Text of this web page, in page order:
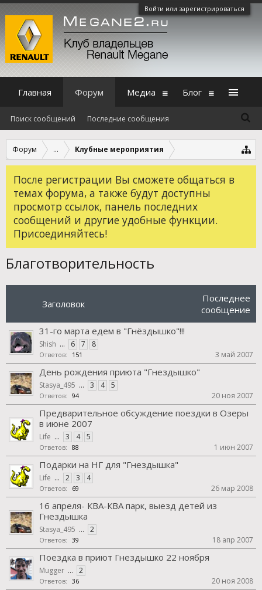
Войти или зарегистрироваться
Форум ... Клубные мероприятия
После регистрации Вы сможете общаться в
темах форума, а также будут доступны
просмотр ссылок, панель последних
сообщений и другие удобные функции.
Присоединяйтесь!
Благотворительность
Заголовок
Последнее
сообщение
31-го марта едем в "Гнёздышко"!!!
Shish ... 6 7 8
Ответов: 151 3 май 2007
День рождения приюта "Гнездышко"
Stasya_495 ... 3 4 5
Ответов: 94 20 ноя 2007
Предварительное обсуждение поездки в Озеры
в июне 2007
Life ... 3 4 5
Ответов: 88 1 июн 2007
Подарки на НГ для "Гнездышка"
Life ... 2 3 4
Ответов: 69 26 мар 2008
16 апреля- КВА-КВА парк, выезд детей из
Гнездышка
Stasya_495 ... 2
Ответов: 39 18 апр 2007
Поездка в приют Гнездышко 22 ноября
Mugger ... 2
Ответов: 36 20 ноя 2008
Главная Форум
Поиск сообщений Последние сообщения
Медиа Блог